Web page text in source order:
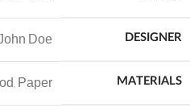
DESIGNER
Doe
MATERIALS
Paper